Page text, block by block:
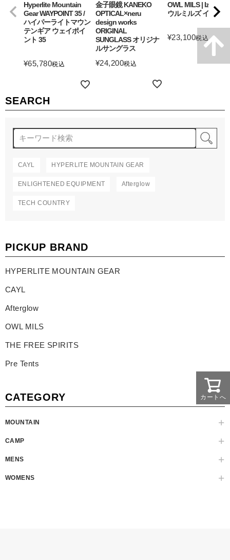
SEARCH
CAYL HYPERLITE MOUNTAIN GEAR
ENLIGHTENED EQUIPMENT Afterglow
TECH COUNTRY
PICKUP BRAND
HYPERLITE MOUNTAIN GEAR
CAYL
Afterglow
OWL MILS
THE FREE SPIRITS
Pre Tents
CATEGORY
MOUNTAIN
CAMP
MENS
WOMENS
Hyperlite Mountain
Gear WAYPOINT 35 /
ハイパーライトマウン
テンギア ウェイポイ
ント 35
¥65,780税込
金子眼鏡 KANEKO
OPTICAL×neru
design works
ORIGINAL
SUNGLASS オリジナ
ルサングラス
¥24,200税込
OWL MILS | Izanagi
ウルミルズ イザナギ
¥23,100税込
詳細を見る
カートへ